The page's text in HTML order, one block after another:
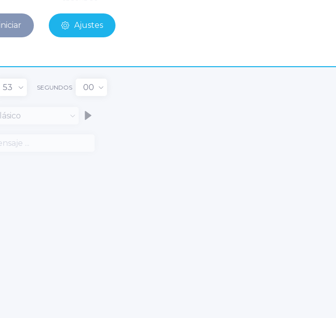
Ajustes
53 SEGUNDOS 00
00